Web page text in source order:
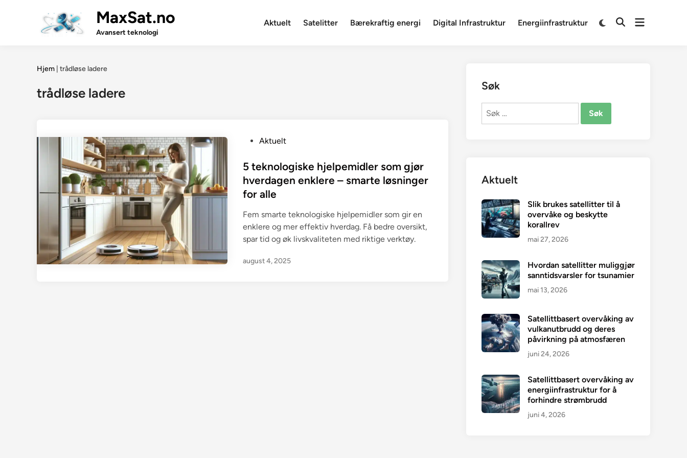
MaxSat.no
Avansert teknologi
Aktuelt Satelitter Bærekraftig energi Digital Infrastruktur Energiinfrastruktur
SwitchOpenOpen
Hjem trådløse ladere
trådløse ladere
s
t
e
i
n
Aktuelt
5 teknologiske hjelpemidler som gjør
hverdagen enklere – smarte løsninger
for alle
Fem smarte teknologiske hjelpemidler som gir en
enklere og mer effektiv hverdag. Få bedre oversikt,
spar tid og øk livskvaliteten med riktige verktøy.
august 4, 2025
Søk
Søk
Aktuelt
Slik brukes satellitter til å
overvåke og beskytte
korallrev
mai 27, 2026
Hvordan satellitter muliggjør
sanntidsvarsler for tsunamier
mai 13, 2026
Satellittbasert overvåking av
vulkanutbrudd og deres
påvirkning på atmosfæren
juni 24, 2026
Satellittbasert overvåking av
energiinfrastruktur for å
forhindre strømbrudd
juni 4, 2026